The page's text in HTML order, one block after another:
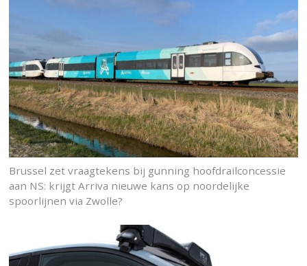
Brussel zet vraagtekens bij gunning hoofdrailconcessie
aan NS: krijgt Arriva nieuwe kans op noordelijke
spoorlijnen via Zwolle?